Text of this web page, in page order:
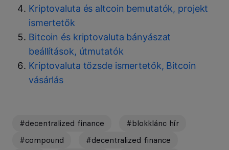
Kriptovaluta és altcoin bemutatók, projekt
ismertetők
Bitcoin és kriptovaluta bányászat
beállítások, útmutatók
Kriptovaluta tőzsde ismertetők, Bitcoin
vásárlás
#decentralized finance
#blokklánc hír
#compound
#decentralized finance